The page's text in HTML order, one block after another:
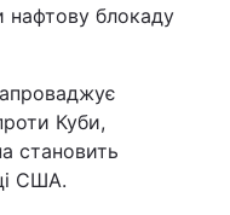
нафтову блокаду
Куби,
становить
США.